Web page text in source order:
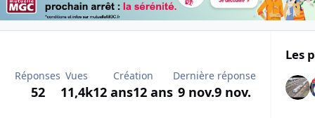
Réponses
52
Vues
11,4k
Création
12 ans12 ans
Dernière réponse
9 nov.9 nov.
Les